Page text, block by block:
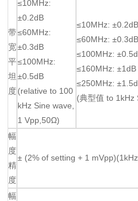
带
宽
平
坦
度
≤10MHz:
±0.2dB
≤60MHz:
±0.3dB
≤100MHz:
±0.5dB
(relative to 100
kHz Sine wave,
1 Vpp,50Ω)
≤10MHz: ±0.2dB
≤60MHz: ±0.3dB
≤100MHz:
≤160MHz: ±1dB
≤250MHz:
(典型值 to
幅
度
精
度
± (2% of setting + 1
幅